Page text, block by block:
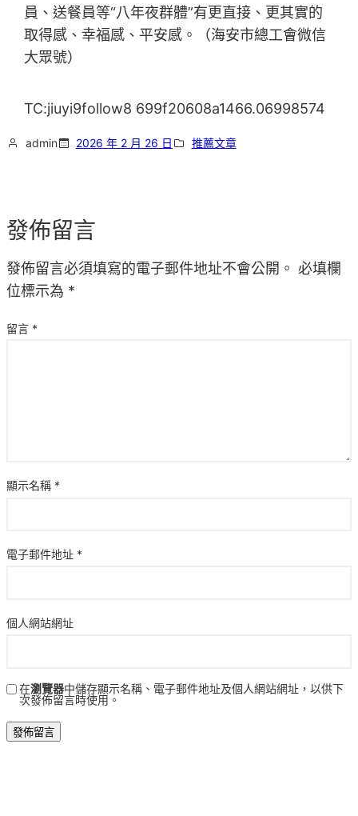
員、送餐員等“八年夜群體”有更直接、更其實的
取得感、幸福感、平安感。（海安市總工會微信
大眾號）
TC:jiuyi9follow8 699f20608a1466.06998574
admin 2026 年 2 月 26 日 推薦文章
發佈留言
發佈留言必須填寫的電子郵件地址不會公開。 必填欄
位標示為 *
留言 *
顯示名稱 *
電子郵件地址 *
個人網站網址
在瀏覽器中儲存顯示名稱、電子郵件地址及個人網站網址，以供下
次發佈留言時使用。